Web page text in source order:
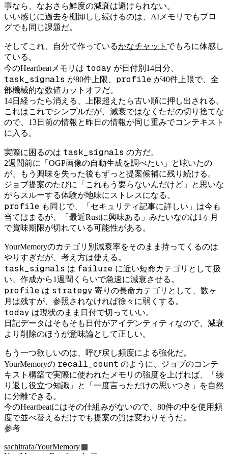
事なら、なおさら鮮度の減衰は避けられない。
いい感じに過去を棚卸しし続けるのは、AIメモリでもブロ
グでも同じ課題だ。
そしてこれ、自分で作っているかなチャット でもろに体感し
ている。
今のHeartbeatメモリは today が日付別14日分、
task_signals が80件上限、 profile が40件上限で、全
部機械的な数値カットオフだ。
14日経ったら消える、上限超えたら古い順に押し出される。
これはこれでシンプルだが、減衰ではなくただの切り捨てな
ので、13日前の情報と昨日の情報が同じ重みでコンテキスト
に入る。
実際に困るのは task_signals の方だ。
2週間前に「OGP画像の自動生成を調べたい」と呟いたの
が、もう興味を失った後もずっと提案候補に残り続ける。
ジョブ提案のたびに「これもう要らないんだけど」と思いな
がらスルーする体験が地味にストレスになる。
profile も同じで、「セキュリティ記事に詳しい」は今も
当てはまるが、「最近Rustに興味ある」みたいなのは1ヶ月
で賞味期限が切れている可能性がある。
YourMemoryのカテゴリ別減衰率をそのまま持ってくるのは
やりすぎだが、考え方は使える。
task_signals は failure に近い短命カテゴリとして扱
い、作成から1週間くらいで急速に減衰させる。
profile は strategy 寄りの長命カテゴリとして、数ヶ
月は残すが、参照されなければ徐々に弱くする。
today は現状のまま日付で切っていい。
日記データはそもそも日付がアイデンティティなので、減衰
より削除のほうが意味論として正しい。
もう一つ欲しいのは、呼び戻し頻度による強化だ。
YourMemoryの recall_count のように、ジョブのコンテ
キスト構築で実際に使われたメモリの強度を上げれば、「繰
り返し役立つ知識」と「一度言っただけの思いつき」を自然
に分離できる。
今のHeartbeatにはその仕組みがないので、80件の中を使用頻
度で並べ替えるだけでも提案の質は変わりそうだ。
参考
sachitrafa/YourMemory